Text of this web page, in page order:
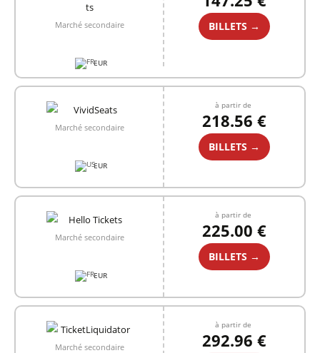
Marché secondaire
EUR
BILLETS →
Marché secondaire
EUR
à partir de
218.56 €
BILLETS →
Marché secondaire
EUR
à partir de
225.00 €
BILLETS →
Marché secondaire
à partir de
292.96 €